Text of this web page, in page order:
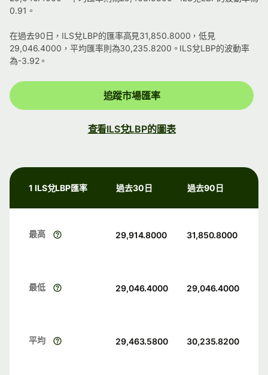
0.91。
在過去90日，ILS兌LBP的匯率高見31,850.8000，低見
29,046.4000，平均匯率則為30,235.8200。ILS兌LBP的波動率
為-3.92。
追蹤市場匯率
查看ILS兌LBP的圖表
1 ILS兌LBP匯率 過去30日 過去90日
最高 29,914.8000 31,850.8000
最低 29,046.4000 29,046.4000
平均 29,463.5800 30,235.8200